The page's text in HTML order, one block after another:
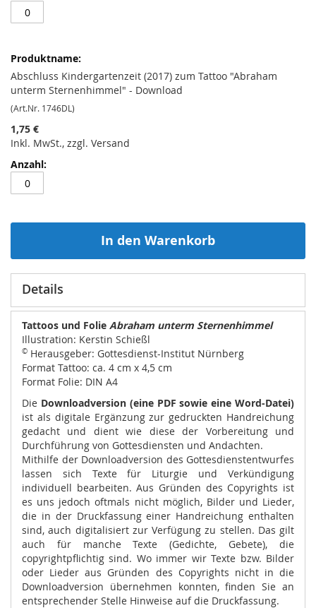
Abschluss Kindergartenzeit (2017) zum Tattoo "Abraham
unterm Sternenhimmel" - Download
(Art.Nr. 1746DL)
1,75 €
Inkl. MwSt., zzgl. Versand
In den Warenkorb
Details
Tattoos und Folie Abraham unterm Sternenhimmel
Illustration: Kerstin Schießl
© Herausgeber: Gottesdienst-Institut Nürnberg
Format Tattoo: ca. 4 cm x 4,5 cm
Format Folie: DIN A4
Die Downloadversion (eine PDF sowie eine Word-Datei)
ist als digitale Ergänzung zur gedruckten Handreichung
gedacht und dient wie diese der Vorbereitung und
Durchführung von Gottesdiensten und Andachten.
Mithilfe der Downloadversion des Gottesdienstentwurfes
lassen sich Texte für Liturgie und Verkündigung
individuell bearbeiten. Aus Gründen des Copyrights ist
es uns jedoch oftmals nicht möglich, Bilder und Lieder,
die in der Druckfassung einer Handreichung enthalten
sind, auch digitalisiert zur Verfügung zu stellen. Das gilt
auch für manche Texte (Gedichte, Gebete), die
copyrightpflichtig sind. Wo immer wir Texte bzw. Bilder
oder Lieder aus Gründen des Copyrights nicht in die
Downloadversion übernehmen konnten, finden Sie an
entsprechender Stelle Hinweise auf die Druckfassung.